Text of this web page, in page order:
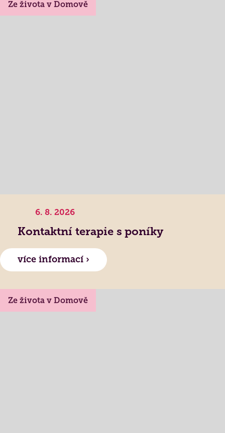
Ze života v Domově
6. 8. 2026
Kontaktní terapie s poníky
více informací ›
Ze života v Domově